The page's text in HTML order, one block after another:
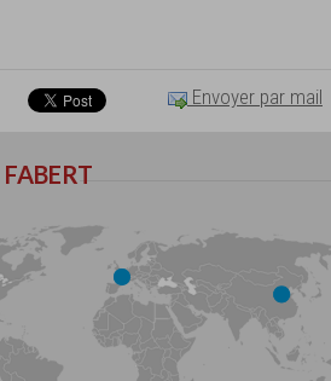
Envoyer par mail
FABERT